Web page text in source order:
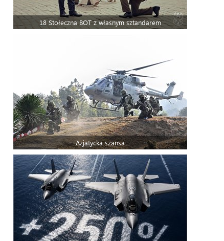
18 Stołeczna BOT z własnym sztandarem
Azjatycka szansa